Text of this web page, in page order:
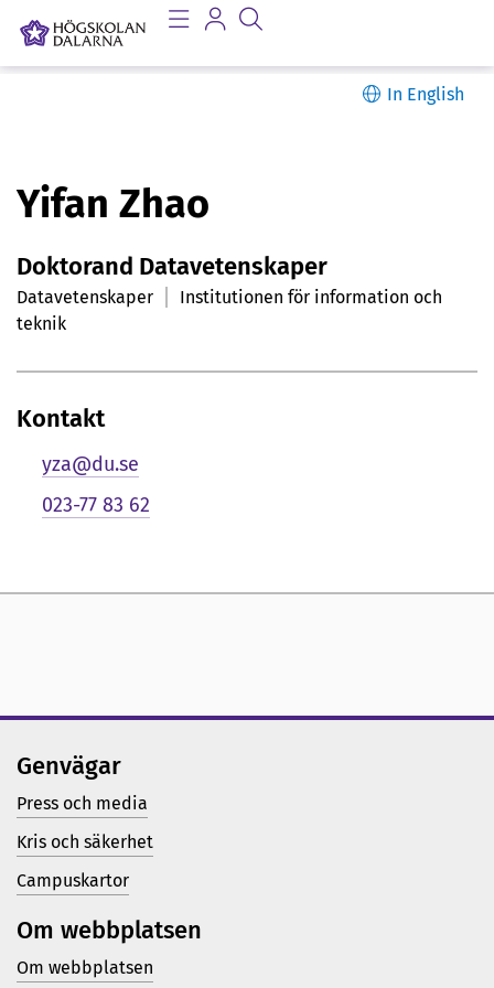
In English
P
e
r
s
o
n
p
s
e
n
t
a
t
i
Yifan Zhao
Doktorand Datavetenskaper
Datavetenskaper
Institutionen för information och
teknik
Kontakt
yza@du.se
023-77 83 62
Genvägar
Press och media
Kris och säkerhet
Campuskartor
Om webbplatsen
Om webbplatsen